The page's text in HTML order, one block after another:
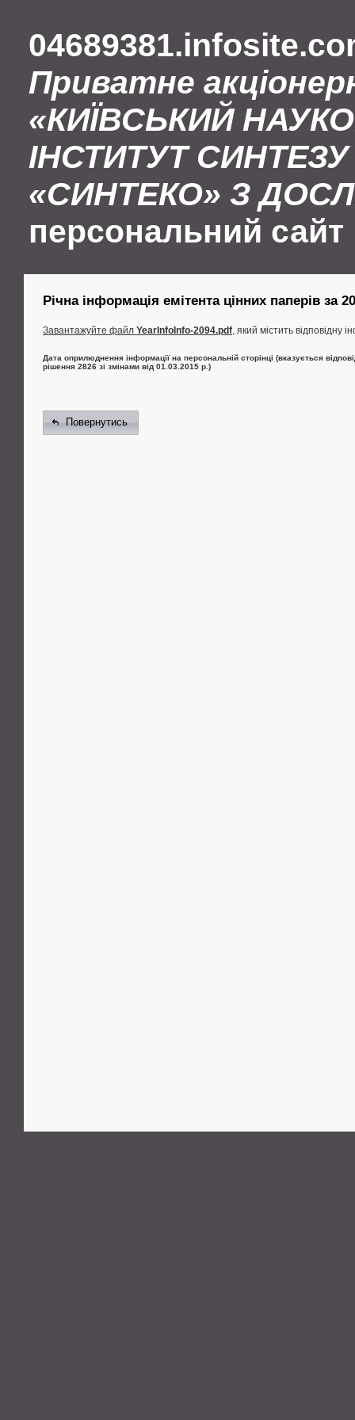
Приватне
«КИЇВСЬКИЙ
ІНСТИТУТ СИНТЕЗУ
«СИНТЕКО» З
персональний сайт
Річна інформація емітента цінних паперів за
Завантажуйте файл YearInfoInfo-2094.pdf, який містить відповідну
Дата оприлюднення інформації на персональній сторінці (вказується
рішення 2826 зі змінами від 01.03.2015 р.)
Повернутись